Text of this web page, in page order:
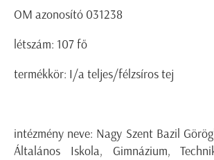
OM azonosító 031238
létszám: 107 fő
termékkör: I/a teljes/félzsíros tej
intézmény neve: Nagy Szent Bazil
Általános Iskola, Gimnázium,